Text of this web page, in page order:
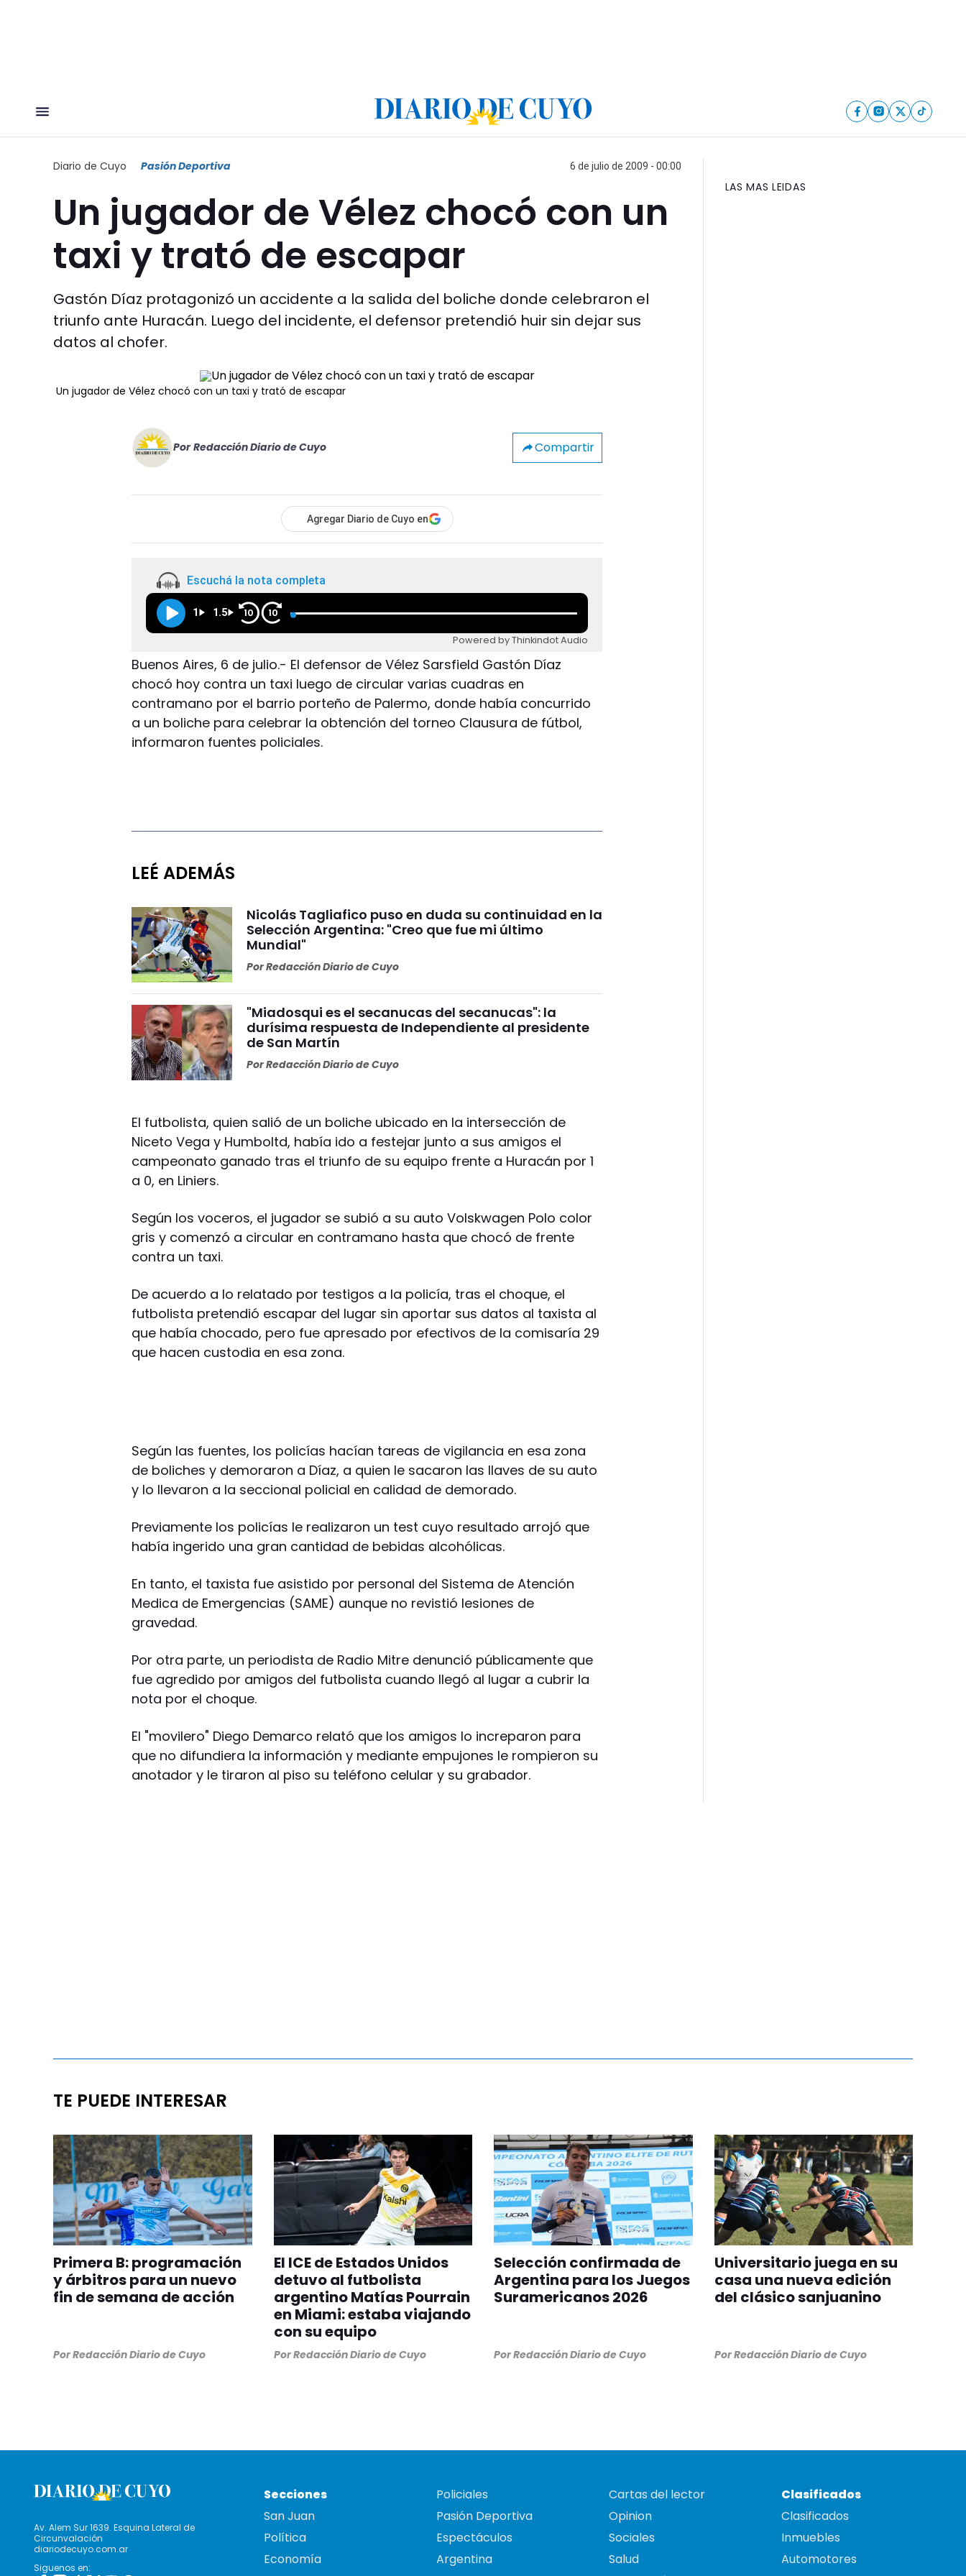
Diario de Cuyo Pasión Deportiva 6 de julio de 2009 - 00:00
Un jugador de Vélez chocó con un
taxi y trató de escapar
Gastón Díaz protagonizó un accidente a la salida del boliche donde celebraron el
triunfo ante Huracán. Luego del incidente, el defensor pretendió huir sin dejar sus
datos al chofer.
Un jugador de Vélez chocó con un taxi y trató de escapar
Por Redacción Diario de Cuyo Compartir
Agregar Diario de Cuyo en
Escuchá la nota completa
1 1.5 10 10
Powered by Thinkindot Audio
Buenos Aires, 6 de julio.- El defensor de Vélez Sarsfield Gastón Díaz
chocó hoy contra un taxi luego de circular varias cuadras en
contramano por el barrio porteño de Palermo, donde había concurrido
a un boliche para celebrar la obtención del torneo Clausura de fútbol,
informaron fuentes policiales.
LEÉ ADEMÁS
Nicolás Tagliafico puso en duda su continuidad en la
Selección Argentina: "Creo que fue mi último
Mundial"
PorRedacción Diario de Cuyo
"Miadosqui es el secanucas del secanucas": la
durísima respuesta de Independiente al presidente
de San Martín
PorRedacción Diario de Cuyo
El futbolista, quien salió de un boliche ubicado en la intersección de
Niceto Vega y Humboltd, había ido a festejar junto a sus amigos el
campeonato ganado tras el triunfo de su equipo frente a Huracán por 1
a 0, en Liniers.
Según los voceros, el jugador se subió a su auto Volskwagen Polo color
gris y comenzó a circular en contramano hasta que chocó de frente
contra un taxi.
De acuerdo a lo relatado por testigos a la policía, tras el choque, el
futbolista pretendió escapar del lugar sin aportar sus datos al taxista al
que había chocado, pero fue apresado por efectivos de la comisaría 29
que hacen custodia en esa zona.
Según las fuentes, los policías hacían tareas de vigilancia en esa zona
de boliches y demoraron a Díaz, a quien le sacaron las llaves de su auto
y lo llevaron a la seccional policial en calidad de demorado.
Previamente los policías le realizaron un test cuyo resultado arrojó que
había ingerido una gran cantidad de bebidas alcohólicas.
En tanto, el taxista fue asistido por personal del Sistema de Atención
Medica de Emergencias (SAME) aunque no revistió lesiones de
gravedad.
Por otra parte, un periodista de Radio Mitre denunció públicamente que
fue agredido por amigos del futbolista cuando llegó al lugar a cubrir la
nota por el choque.
El "movilero" Diego Demarco relató que los amigos lo increparon para
que no difundiera la información y mediante empujones le rompieron su
anotador y le tiraron al piso su teléfono celular y su grabador.
LAS MAS LEIDAS
TE PUEDE INTERESAR
Primera B: programación
y árbitros para un nuevo
fin de semana de acción
PorRedacción Diario de Cuyo
El ICE de Estados Unidos
detuvo al futbolista
argentino Matías Pourrain
en Miami: estaba viajando
con su equipo
PorRedacción Diario de Cuyo
Selección confirmada de
Argentina para los Juegos
Suramericanos 2026
PorRedacción Diario de Cuyo
Universitario juega en su
casa una nueva edición
del clásico sanjuanino
PorRedacción Diario de Cuyo
Av. Alem Sur 1639. Esquina Lateral de
Circunvalación
diariodecuyo.com.ar
Siguenos en:
Secciones
San Juan
Política
Economía
Policiales
Pasión Deportiva
Espectáculos
Argentina
Cartas del lector
Opinion
Sociales
Salud
Clasificados
Clasificados
Inmuebles
Automotores